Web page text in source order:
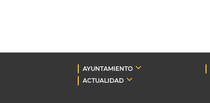
AYUNTAMIENTO
ACTUALIDAD